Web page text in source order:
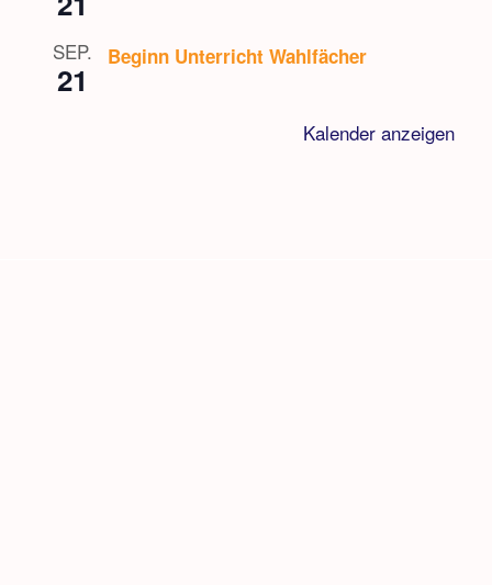
SEP.
21
Beginn Unterricht Wahlfächer
Kalender anzeigen